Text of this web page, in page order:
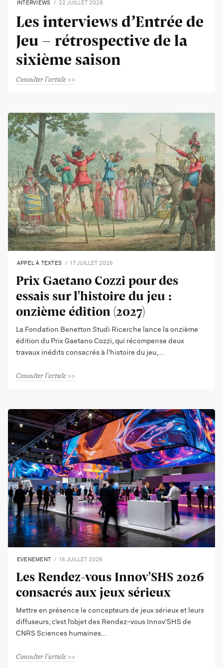
INTERVIEWS 22 JUILLET 2026
Les interviews d’Entrée de
Jeu - rétrospective de la
sixième saison
Consulter l'article
APPEL À TEXTES 17 JUILLET 2026
Prix Gaetano Cozzi pour des
essais sur l'histoire du jeu :
onzième édition (2027)
La Fondation Benetton Studi Ricerche lance la onzième
édition du Prix Gaetano Cozzi, qui récompense deux
travaux inédits consacrés à l'histoire du jeu,
Consulter l'article
EVENEMENT 16 JUILLET 2026
Les Rendez-vous Innov'SHS 2026
consacrés aux jeux sérieux
Mettre en présence le concepteurs de jeux sérieux et leurs
diffuseurs, c’est l’objet des Rendez-vous Innov'SHS de
CNRS Sciences humaines
Consulter l'article